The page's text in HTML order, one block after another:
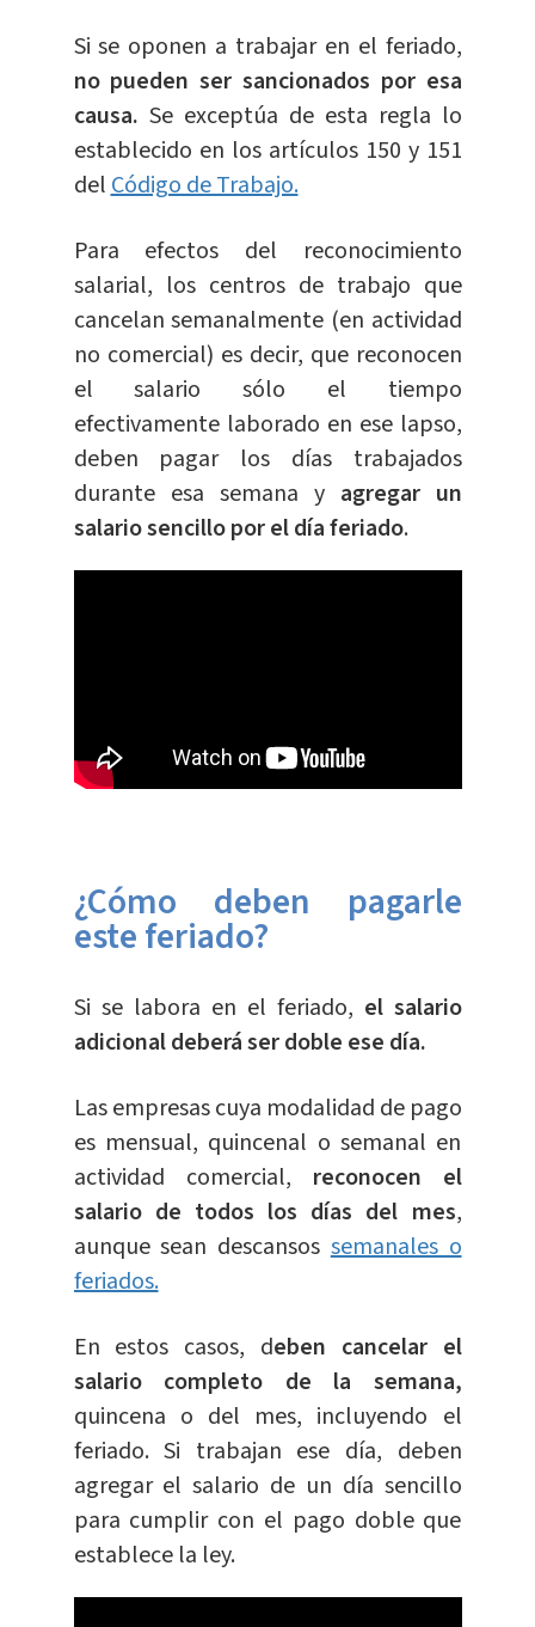
Si se oponen a trabajar en el feriado,
no pueden ser sancionados por esa
causa. Se exceptúa de esta regla lo
establecido en los artículos 150 y 151
delCódigo de Trabajo.
Para efectos del reconocimiento
salarial, los centros de trabajo que
cancelan semanalmente (en actividad
no comercial) es decir, que reconocen
el salario sólo el tiempo
efectivamente laborado en ese lapso,
deben pagar los días trabajados
durante esa semana y agregar un
salario sencillo por el día feriado.
¿Cómo deben pagarle
este feriado?
Si se labora en el feriado, el salario
adicional deberá ser doble ese día.
Las empresas cuya modalidad de pago
es mensual, quincenal o semanal en
actividad comercial, reconocen el
salario de todos los días del mes,
aunque sean descansossemanales o
feriados.
En estos casos, deben cancelar el
salario completo de la semana,
quincena o del mes, incluyendo el
feriado. Si trabajan ese día, deben
agregar el salario de un día sencillo
para cumplir con el pago doble que
establece la ley.